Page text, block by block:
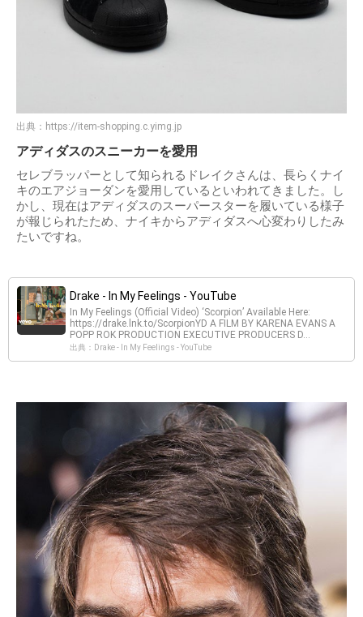
出典： https://item-shopping.c.yimg.jp
アディダスのスニーカーを愛用
セレブラッパーとして知られるドレイクさんは、長らくナイ
キのエアジョーダンを愛用しているといわれてきました。し
かし、現在はアディダスのスーパースターを履いている様子
が報じられたため、ナイキからアディダスへ心変わりしたみ
たいですね。
Drake - In My Feelings - YouTube
In My Feelings (Official Video) ‘Scorpion’ Available Here:
https://drake.lnk.to/ScorpionYD A FILM BY KARENA EVANS A
POPP ROK PRODUCTION EXECUTIVE PRODUCERS D...
出典：Drake - In My Feelings - YouTube